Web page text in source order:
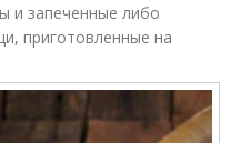
и запеченные либо
приготовленные на